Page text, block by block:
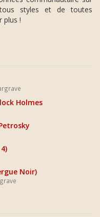
styles et de toutes
plus !
Holmes
Noir)